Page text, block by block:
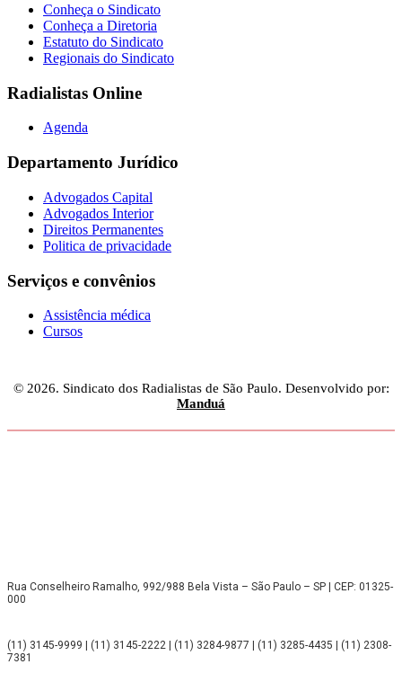
Conheça o Sindicato
Conheça a Diretoria
Estatuto do Sindicato
Regionais do Sindicato
Radialistas Online
Agenda
Departamento Jurídico
Advogados Capital
Advogados Interior
Direitos Permanentes
Politica de privacidade
Serviços e convênios
Assistência médica
Cursos
© 2026. Sindicato dos Radialistas de São Paulo. Desenvolvido por:
Manduá
Rua Conselheiro Ramalho, 992/988 Bela Vista – São Paulo – SP | CEP: 01325-
000
(11) 3145-9999 | (11) 3145-2222 | (11) 3284-9877 | (11) 3285-4435 | (11) 2308-
7381